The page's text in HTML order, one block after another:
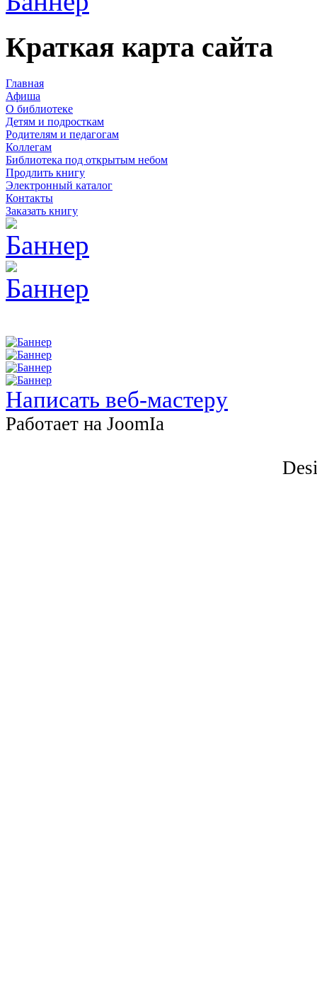
Краткая карта сайта
Главная
Афиша
О библиотеке
Детям и подросткам
Родителям и педагогам
Коллегам
Библиотека под открытым небом
Продлить книгу
Электронный каталог
Контакты
Заказать книгу
Написать веб-мастеру
Работает на JоomIа